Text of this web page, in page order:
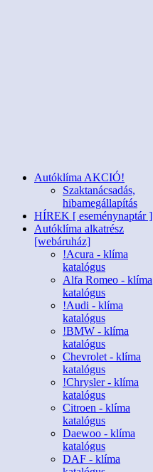
Autóklíma AKCIÓ!
Szaktanácsadás,
hibamegállapítás
HÍREK [ eseménynaptár ]
Autóklíma alkatrész
[webáruház]
!Acura - klíma
katalógus
Alfa Romeo - klíma
katalógus
!Audi - klíma
katalógus
!BMW - klíma
katalógus
Chevrolet - klíma
katalógus
!Chrysler - klíma
katalógus
Citroen - klíma
katalógus
Daewoo - klíma
katalógus
DAF - klíma